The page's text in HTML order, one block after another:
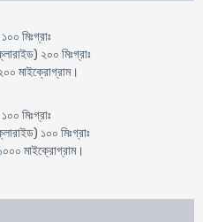
মিঃগ্রাঃ
২০০ মিঃগ্রাঃ
মাইক্রোগ্রাম।
মিঃগ্রাঃ
১০০ মিঃগ্রাঃ
মাইক্রোগ্রাম।